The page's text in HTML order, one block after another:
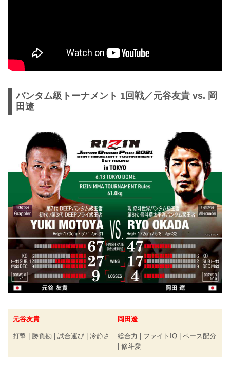
バンタム級トーナメント 1回戦／元谷友貴 vs. 岡
田遼
元谷友貴
打撃 | 勝負勘 | 試合運び | 冷静さ
岡田遼
総合力 | ファイトIQ | ペース配分
| 修斗愛